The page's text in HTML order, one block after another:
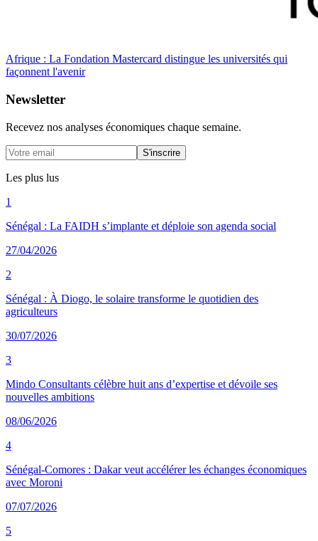
Afrique : La Fondation Mastercard distingue les universités qui
façonnent l'avenir
Newsletter
Recevez nos analyses économiques chaque semaine.
S'inscrire
Les plus lus
1
Sénégal : La FAIDH s’implante et déploie son agenda social
27/04/2026
2
Sénégal : À Diogo, le solaire transforme le quotidien des
agriculteurs
30/07/2026
3
Mindo Consultants célèbre huit ans d’expertise et dévoile ses
nouvelles ambitions
08/06/2026
4
Sénégal-Comores : Dakar veut accélérer les échanges économiques
avec Moroni
07/07/2026
5